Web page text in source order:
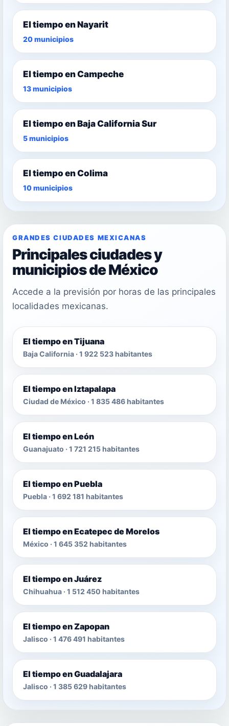
El tiempo en Nayarit
20 municipios
El tiempo en Campeche
13 municipios
El tiempo en Baja California Sur
5 municipios
El tiempo en Colima
10 municipios
GRANDES CIUDADES MEXICANAS
Principales ciudades y
municipios de México
Accede a la previsión por horas de las principales
localidades mexicanas.
El tiempo en Tijuana
Baja California · 1 922 523 habitantes
El tiempo en Iztapalapa
Ciudad de México · 1 835 486 habitantes
El tiempo en León
Guanajuato · 1 721 215 habitantes
El tiempo en Puebla
Puebla · 1 692 181 habitantes
El tiempo en Ecatepec de Morelos
México · 1 645 352 habitantes
El tiempo en Juárez
Chihuahua · 1 512 450 habitantes
El tiempo en Zapopan
Jalisco · 1 476 491 habitantes
El tiempo en Guadalajara
Jalisco · 1 385 629 habitantes